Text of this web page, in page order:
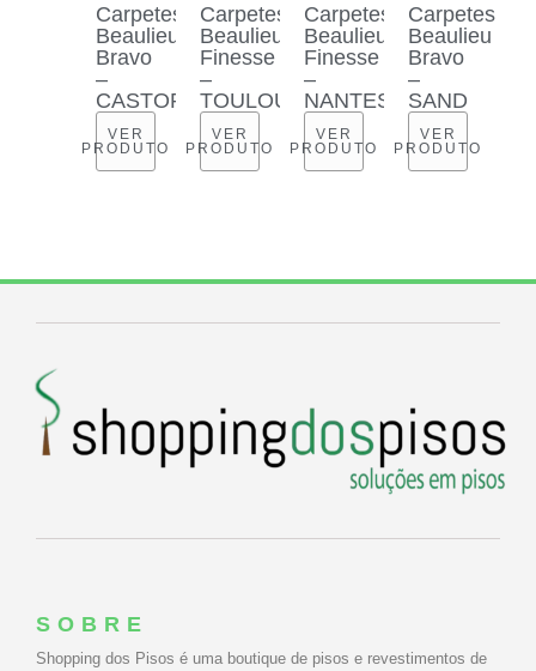
Carpetes
Beaulieu
Bravo
–
CASTOR
VER
PRODUTO
Carpetes
Beaulieu
Finesse
–
TOULOUSE
VER
PRODUTO
Carpetes
Beaulieu
Finesse
–
NANTES
VER
PRODUTO
Carpetes
Beaulieu
Bravo
–
SAND
VER
PRODUTO
SOBRE
Shopping dos Pisos é uma boutique de pisos e revestimentos de